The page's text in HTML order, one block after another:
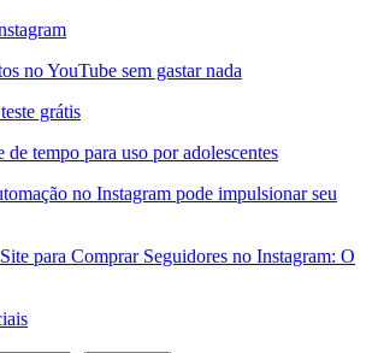
no YouTube sem gastar nada
grátis
tempo para uso por adolescentes
no Instagram pode impulsionar seu
para Comprar Seguidores no Instagram: O